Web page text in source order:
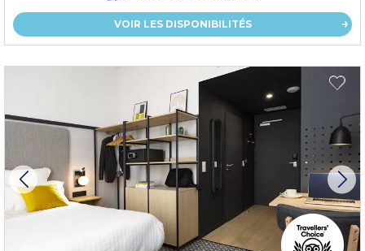
VOIR LES DISPONIBILITÉS